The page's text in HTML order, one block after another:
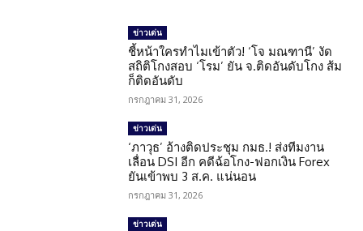
ข่าวเด่น
ชี้หน้าใครทำไมเข้าตัว! ‘โจ มณฑานี’ งัด
สถิติโกงสอบ ‘โรม’ ยัน จ.ติดอันดับโกง ส้ม
ก็ติดอันดับ
กรกฎาคม 31, 2026
ข่าวเด่น
‘ภาวุธ’ อ้างติดประชุม กมธ.! ส่งทีมงาน
เลื่อน DSI อีก คดีฉ้อโกง-ฟอกเงิน Forex
ยันเข้าพบ 3 ส.ค. แน่นอน
กรกฎาคม 31, 2026
ข่าวเด่น